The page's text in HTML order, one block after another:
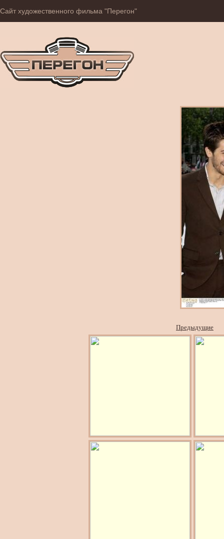
Сайт художественного фильма "Перегон"
Предыдущие